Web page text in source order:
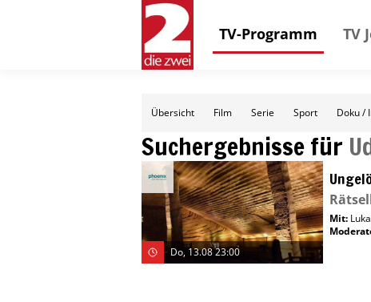
TV-Programm TV
Übersicht Film Serie Sport Doku /
Suchergebnisse für
Do, 13.08 23:00
Mit: